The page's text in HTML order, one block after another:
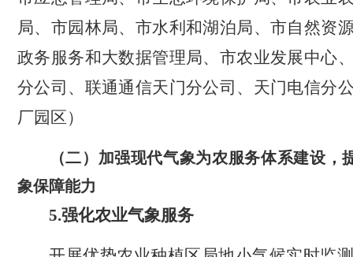
局、市园林局、市水利和湖泊局、市自然资
政务服务和大数据管理局、市农业发展中心
分公司、联通通信天门分公司、天门电信分
厂园区）
（二）加强现代气象为农服务体系建设，
象保障能力
5.强化农业气象服务